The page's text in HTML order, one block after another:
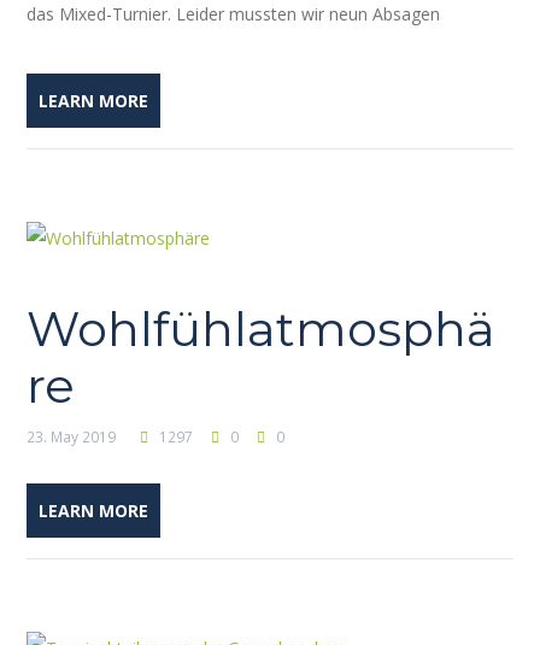
das Mixed-Turnier. Leider mussten wir neun Absagen
LEARN MORE
Wohlfühlatmosphä
re
23. May 2019 1297 0 0
LEARN MORE